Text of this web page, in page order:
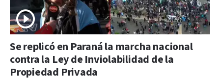
Se replicó en Paraná la marcha nacional
contra la Ley de Inviolabilidad de la
Propiedad Privada